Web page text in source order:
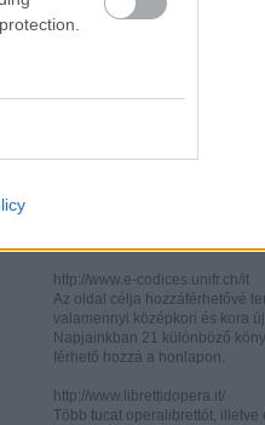
http://www.italianistica.info/
Két, italianisztikai kutatásra
információs portál - számos
legújabb publikációkról,
http://digilander.libero.it/
Könnyen áttkinthető
műelemzéseket és szerzői
század elejéről. Célközönsége
http://www.e-codices.unifr.ch/it
Az oldal célja hozzáférhetővé
valamennyi középkori és kora
Napjainkban 21 különböző
férhető hozzá a honlapon.
http://www.librettidopera.it/
Több tucat operalibrettót, illetve